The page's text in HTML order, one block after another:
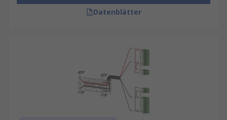
Datenblätter